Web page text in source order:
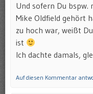
Und sofern Du bspw.
Mike Oldfield gehört
zu hoch war, weißt
ist
Ich dachte damals,
Auf diesen Kommentar